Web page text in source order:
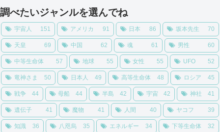
調べたいジャンルを選んでね
宇宙人 151 アメリカ 91 日本 86 坂本先生 70
天皇 69 中国 62 魂 61 男性 60
中等生命体 57 地球 55 女性 55 UFO 52
竜神さま 50 日本人 49 高等生命体 48 ロシア 45
戦争 44 母船 44 半島 42 宇宙 42 神社 41
遺伝子 41 魔物 41 人間 40 ヤコフ 39
知識 36 八咫烏 35 エネルギー 34 下等生命体 32